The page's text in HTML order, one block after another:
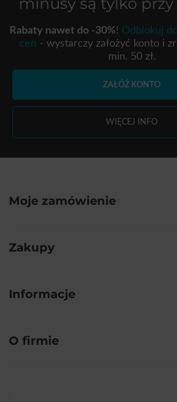
Rabaty nawet do -30%! Odblokuj
cen - wystarczy założyć konto i
min. 50 zł.
ZAŁÓŻ KONTO
WIĘCEJ INFO
Moje zamówienie
Zakupy
Informacje
O firmie